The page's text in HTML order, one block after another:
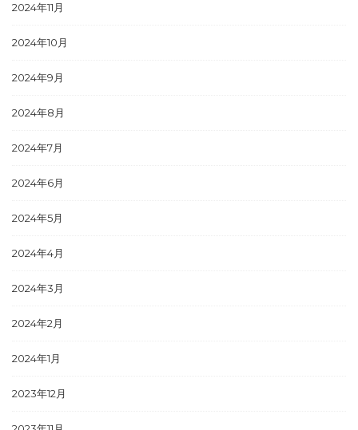
2024年11月
2024年10月
2024年9月
2024年8月
2024年7月
2024年6月
2024年5月
2024年4月
2024年3月
2024年2月
2024年1月
2023年12月